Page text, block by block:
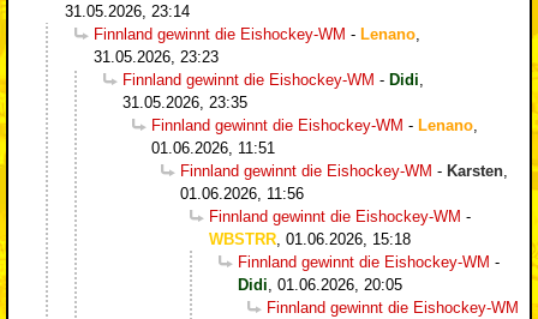
31.05.2026, 23:14
Finnland gewinnt die Eishockey-WM - Lenano
31.05.2026, 23:23
Finnland gewinnt die Eishockey-WM - Didi
31.05.2026, 23:35
Finnland gewinnt die Eishockey-WM - Lenano
01.06.2026, 11:51
Finnland gewinnt die Eishockey-WM - Karsten
01.06.2026, 11:56
Finnland gewinnt die Eishockey-WM -
WBSTRR 01.06.2026, 15:18
Finnland gewinnt die Eishockey-WM -
Didi 01.06.2026, 20:05
Finnland gewinnt die Eishockey-WM